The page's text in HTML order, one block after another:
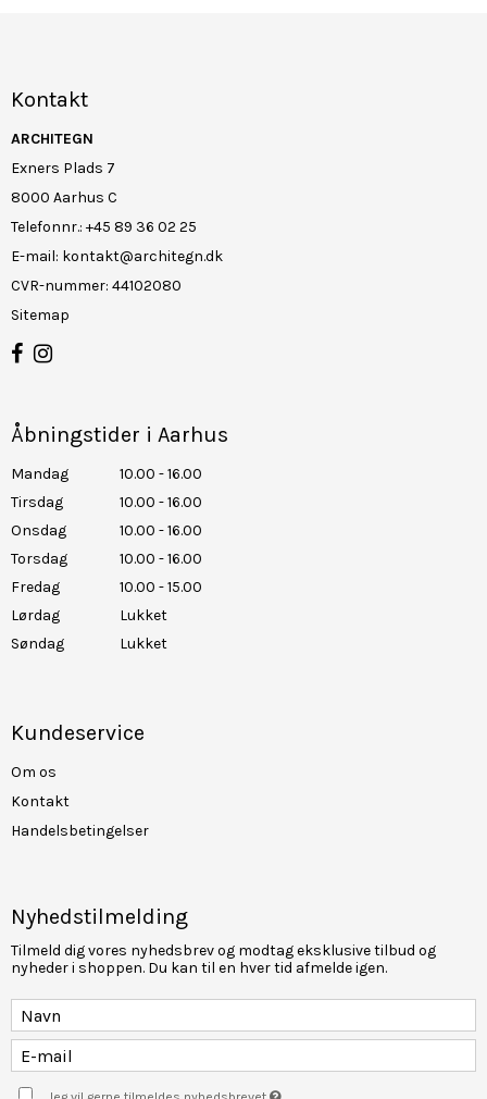
Kontakt
ARCHITEGN
Exners Plads 7
8000 Aarhus C
Telefonnr.: +45 89 36 02 25
E-mail: kontakt@architegn.dk
CVR-nummer: 44102080
Sitemap
Åbningstider i Aarhus
Mandag
10.00 - 16.00
Tirsdag
10.00 - 16.00
Onsdag
10.00 - 16.00
Torsdag
10.00 - 16.00
Fredag
10.00 - 15.00
Lørdag
Lukket
Søndag
Lukket
Kundeservice
Om os
Kontakt
Handelsbetingelser
Nyhedstilmelding
Tilmeld dig vores nyhedsbrev og modtag eksklusive tilbud og
nyheder i shoppen. Du kan til en hver tid afmelde igen.